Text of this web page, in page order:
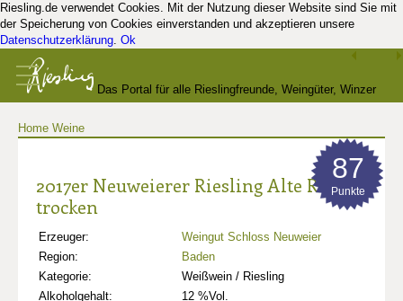
Riesling.de verwendet Cookies. Mit der Nutzung dieser Website sind Sie mit
der Speicherung von Cookies einverstanden und akzeptieren unsere
Datenschutzerklärung. Ok
Das Portal für alle Rieslingfreunde, Weingüter, Winzer
Home Weine
2017er Neuweierer Riesling Alte Reben
trocken
Erzeuger:
Weingut Schloss Neuweier
Region:
Baden
Kategorie:
Weißwein / Riesling
Alkoholgehalt:
12 %Vol.
87
Punkte